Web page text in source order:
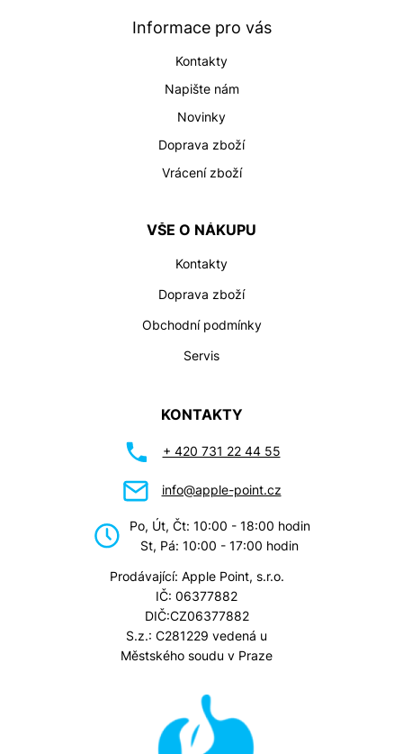
Informace pro vás
Kontakty
Napište nám
Novinky
Doprava zboží
Vrácení zboží
VŠE O NÁKUPU
Kontakty
Doprava zboží
Obchodní podmínky
Servis
KONTAKTY
+ 420 731 22 44 55
info@apple-point.cz
Po, Út, Čt: 10:00 - 18:00 hodin
St, Pá: 10:00 - 17:00 hodin
Prodávající: Apple Point, s.r.o.
IČ: 06377882
DIČ:CZ06377882
S.z.: C281229 vedená u
Městského soudu v Praze